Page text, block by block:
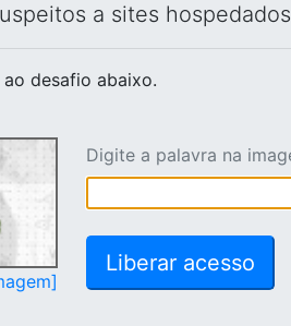
a sites
desafio abaixo.
Digite a palavra na